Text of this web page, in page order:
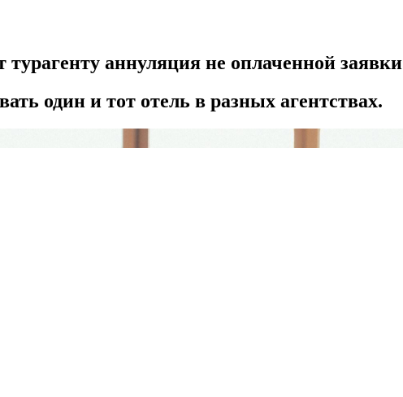
аннуляция не оплаченной заявки
один и тот отель в разных агентствах.